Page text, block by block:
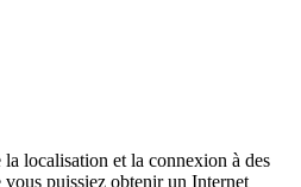
localisation et la connexion à des
puissiez obtenir un Internet